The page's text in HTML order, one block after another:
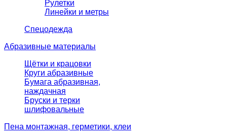
Рулетки
Линейки и метры
Спецодежда
Абразивные материалы
Щётки и крацовки
Круги абразивные
Бумага абразивная,
наждачная
Бруски и терки
шлифовальные
Пена монтажная, герметики, клеи